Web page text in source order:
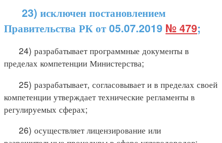
23) исключен постановлением
Правительства РК от 05.07.2019 № 479;
24) разрабатывает программные документы в
пределах компетенции Министерства;
25) разрабатывает, согласовывает и в пределах своей
компетенции утверждает технические регламенты в
регулируемых сферах;
26) осуществляет лицензирование или